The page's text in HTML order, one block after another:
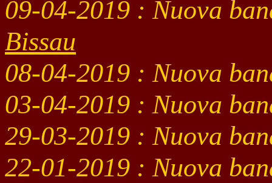
09-04-2019 : Nuova
Bissau
08-04-2019 : Nuova
03-04-2019 : Nuova
29-03-2019 : Nuova
22-01-2019 : Nuova